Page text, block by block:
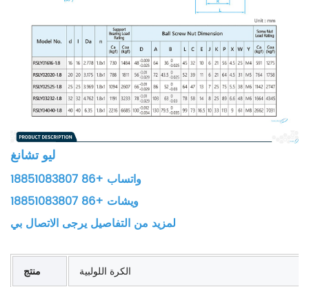
ليو تشانغ
واتساب +86 18851083807
ويشات +86 18851083807
لمزيد من التفاصيل يرجى الاتصال بي
منتج الكرة اللولبية